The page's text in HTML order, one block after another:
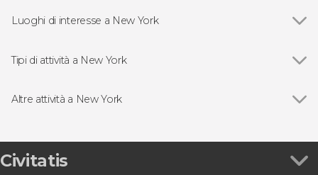
Luoghi di interesse a New York
Statua della Libertà
Empire State Building
Central Park
Madame Tussauds
Tipi di attività a New York
Visite guidate e tour di New York
Escursioni di un giorno a New York
Giri in barca a New York
Altre attività a New York
Biglietti per Edge
Escursione a Washington DC da New York
Civitatis